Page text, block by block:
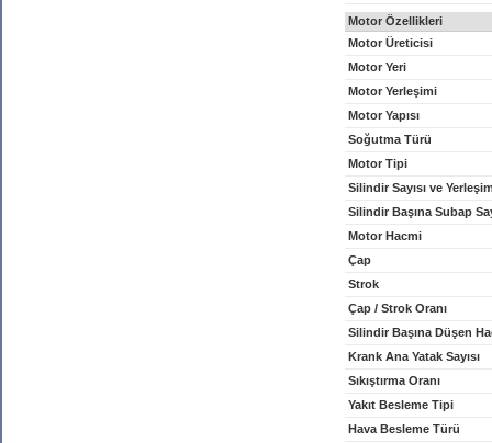
Motor Özellikleri
Motor Üreticisi
Motor Yeri
Motor Yerleşimi
Motor Yapısı
Soğutma Türü
Motor Tipi
Silindir Sayısı ve
Silindir Başına Subap
Motor Hacmi
Çap
Strok
Çap / Strok Oranı
Silindir Başına Düşen
Krank Ana Yatak Sayısı
Sıkıştırma Oranı
Yakıt Besleme Tipi
Hava Besleme Türü